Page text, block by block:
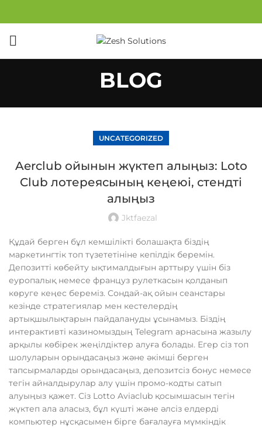
BLOG
UNCATEGORIZED
Aerclub ойынын жүктеп алыңыз: Loto
Club лотереясының кеңеюі, стендті
алыңыз
Jktfaezal
Құдай берген бұл кемшілікті болашақта біздің
маркетингтік топ түзететініне кепілдік беремін.
Депозитті көбейту ықтималдығын арттыру үшін біз
еуропалық немесе француз рулеткасын қолданып
көруге кеңес береміз. Сондай-ақ ойын сеанстары
кезінде стратегиялар мен кестелердің
артықшылықтарын пайдалануды ұсынамыз. Біздің
интерактивті казиномыздың Telegram арнасына жазылу
арқылы көбірек жеңілдіктер алуға болады. Егер сіз топ
шолуларын орындасаңыз және әкімші берген
тапсырмаларды орындасаңыз, депозитсіз бонус немесе
тегін айналдырулар алу үшін промо-кодты сатып
алуыңыз қажет. Сіз Lotto Aviaclub қосымшасын тегін
жүктеп ала аласыз, бұл күшті және әлсіз елдерді
компьютер нұсқасымен бірге бағалауға мүмкіндік